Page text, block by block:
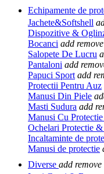
Echipamente de
Jachete&Softshell
Dispozitive &
Bocanci add remove
Salopete De Lucru
Pantaloni add
Papuci Sport add
Protectii Pentru Auz
Manusi Din Piele
Masti Sudura add
Manusi Cu
Ochelari Protectie
Incaltaminte de
Manusi de protectie
Diverse add remove